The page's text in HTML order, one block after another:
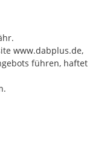
www.dabplus.de,
führen, haftet